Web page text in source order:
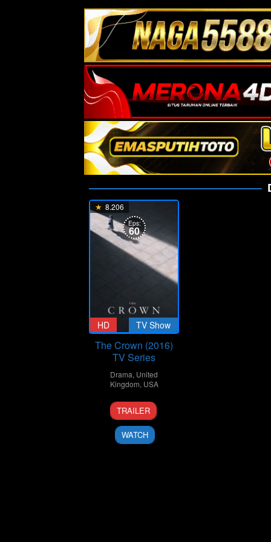
8.206
HD
Eps:
60
TV Show
The Crown (2016)
TV Series
Drama, United
Kingdom, USA
4
Nov
2016
Peter
Morgan
TRAILER
WATCH